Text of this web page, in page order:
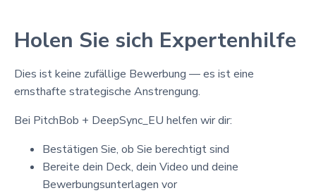
Holen Sie sich Expertenhilfe
Dies ist keine zufällige Bewerbung — es ist eine
ernsthafte strategische Anstrengung.
Bei PitchBob + DeepSync_EU helfen wir dir:
Bestätigen Sie, ob Sie berechtigt sind
Bereite dein Deck, dein Video und deine
Bewerbungsunterlagen vor